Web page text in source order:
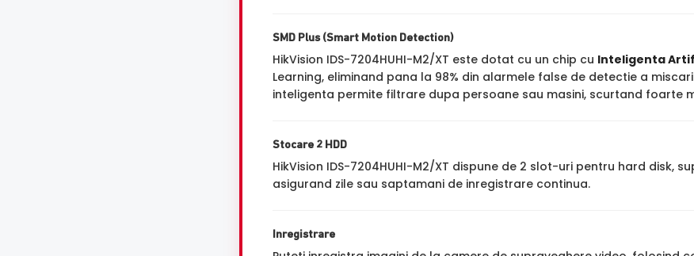
SMD Plus (Smart Motion Detection)
HikVision IDS-7204HUHI-M2/XT este dotat cu un chip cu Inteligenta
Learning, eliminand pana la 98% din alarmele false de detectie a
inteligenta permite filtrare dupa persoane sau masini, scurtand foarte
Stocare 2 HDD
HikVision IDS-7204HUHI-M2/XT dispune de 2 slot-uri pentru hard
asigurand zile sau saptamani de inregistrare continua.
Inregistrare